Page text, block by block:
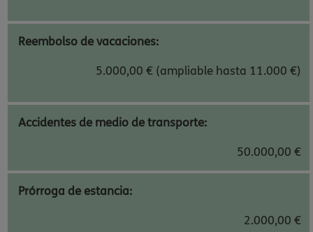
Reembolso de vacaciones:
5.000,00 € (ampliable hasta 11.000 €)
Accidentes de medio de transporte:
50.000,00 €
Prórroga de estancia:
2.000,00 €